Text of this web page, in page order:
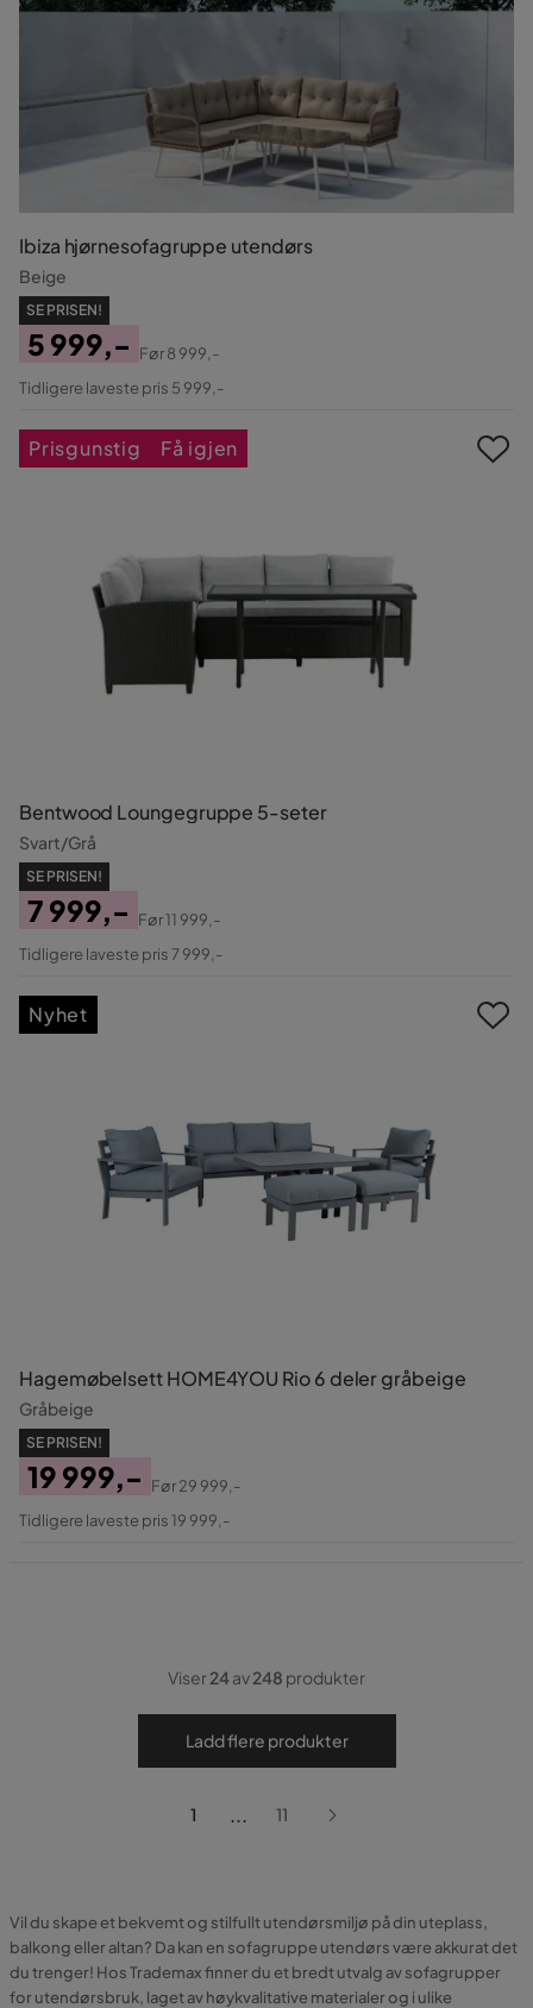
Ibiza hjørnesofagruppe utendørs
Beige
SE PRISEN!
Pris
5 999,-
Original
Før8 999,-
Tidligere laveste pris 5 999,-
Bentwood Loungegruppe 5-seter
Svart/Grå
SE PRISEN!
Pris
7 999,-
Original
Før11 999,-
Tidligere laveste pris 7 999,-
Prisgunstig Få igjen
Hagemøbelsett HOME4YOU Rio 6 deler gråbeige
Gråbeige
SE PRISEN!
Pris
19 999,-
Original
Før29 999,-
Tidligere laveste pris 19 999,-
Nyhet
Viser24av248 produkter
Ladd flere produkter
1 ... 11
Vil du skape et bekvemt og stilfullt utendørsmiljø på din uteplass,
balkong eller altan? Da kan en sofagruppe utendørs være akkurat det
du trenger! Hos Trademax finner du et bredt utvalg av sofagrupper
for utendørsbruk, laget av høykvalitative materialer og i ulike